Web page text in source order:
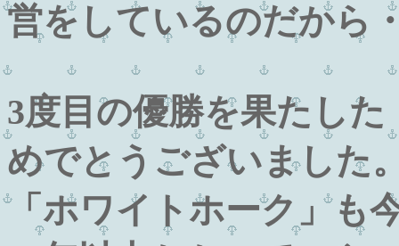
営をしているのだから
3度目の優勝を果たし
めでとうございました
「ホワイトホーク」も